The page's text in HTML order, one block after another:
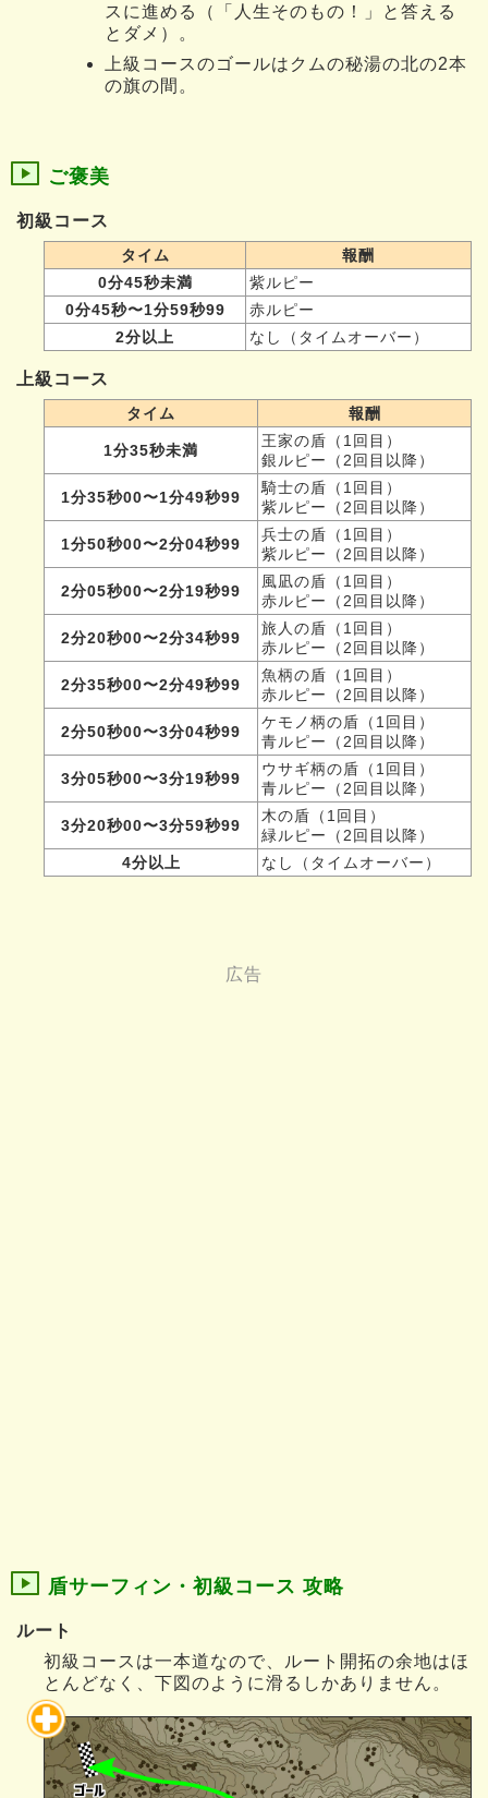
スに進める（「人生そのもの！」と答える
とダメ）。
上級コースのゴールはクムの秘湯の北の2本
の旗の間。
ご褒美
初級コース
タイム
報酬
0分45秒未満
紫ルピー
0分45秒〜1分59秒99
赤ルピー
2分以上
なし（タイムオーバー）
上級コース
タイム 報酬
1分35秒未満
王家の盾（1回目）
銀ルピー（2回目以降）
1分35秒00〜1分49秒99
騎士の盾（1回目）
紫ルピー（2回目以降）
1分50秒00〜2分04秒99
兵士の盾（1回目）
紫ルピー（2回目以降）
2分05秒00〜2分19秒99
風凪の盾（1回目）
赤ルピー（2回目以降）
2分20秒00〜2分34秒99
旅人の盾（1回目）
赤ルピー（2回目以降）
2分35秒00〜2分49秒99
魚柄の盾（1回目）
赤ルピー（2回目以降）
2分50秒00〜3分04秒99
ケモノ柄の盾（1回目）
青ルピー（2回目以降）
3分05秒00〜3分19秒99
ウサギ柄の盾（1回目）
青ルピー（2回目以降）
3分20秒00〜3分59秒99
木の盾（1回目）
緑ルピー（2回目以降）
4分以上
なし（タイムオーバー）
盾サーフィン・初級コース 攻略
ルート
初級コースは一本道なので、ルート開拓の余地はほ
とんどなく、下図のように滑るしかありません。